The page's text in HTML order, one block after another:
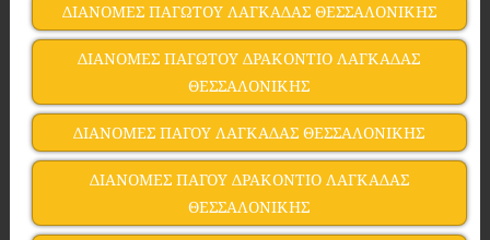
ΔΙΑΝΟΜΕΣ ΠΑΓΩΤΟΥ ΛΑΓΚΑΔΑΣ ΘΕΣΣΑΛΟΝΙΚΗΣ
ΔΙΑΝΟΜΕΣ ΠΑΓΩΤΟΥ ΔΡΑΚΟΝΤΙΟ ΛΑΓΚΑΔΑΣ
ΘΕΣΣΑΛΟΝΙΚΗΣ
ΔΙΑΝΟΜΕΣ ΠΑΓΟΥ ΛΑΓΚΑΔΑΣ ΘΕΣΣΑΛΟΝΙΚΗΣ
ΔΙΑΝΟΜΕΣ ΠΑΓΟΥ ΔΡΑΚΟΝΤΙΟ ΛΑΓΚΑΔΑΣ
ΘΕΣΣΑΛΟΝΙΚΗΣ